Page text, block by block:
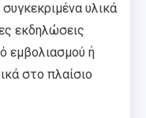
συγκεκριμένα υλικά
εκδηλώσεις
εμβολιασμού ή
στο πλαίσιο